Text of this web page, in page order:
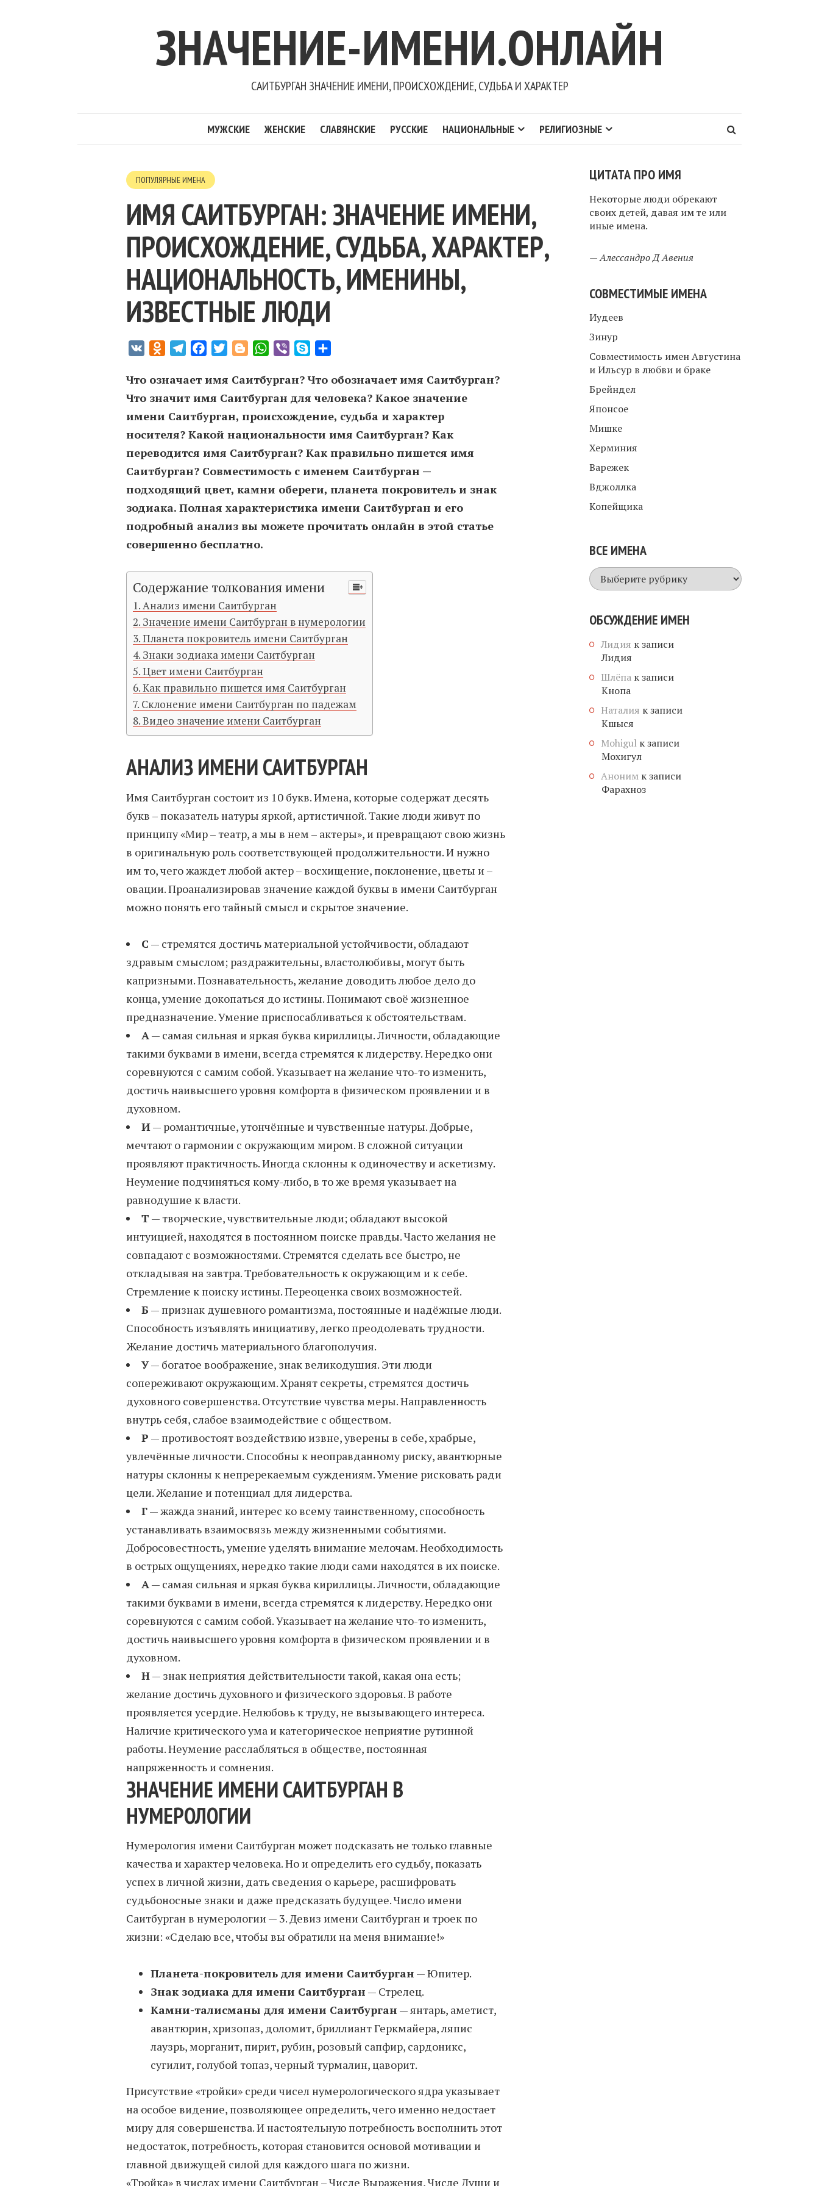
ЗНАЧЕНИЕ-ИМЕНИ.ОНЛАЙН
САИТБУРГАН ЗНАЧЕНИЕ ИМЕНИ, ПРОИСХОЖДЕНИЕ, СУДЬБА И ХАРАКТЕР
МУЖСКИЕ ЖЕНСКИЕ СЛАВЯНСКИЕ РУССКИЕ НАЦИОНАЛЬНЫЕ РЕЛИГИОЗНЫЕ
ПОПУЛЯРНЫЕ ИМЕНА
ИМЯ САИТБУРГАН: ЗНАЧЕНИЕ ИМЕНИ,
ПРОИСХОЖДЕНИЕ, СУДЬБА, ХАРАКТЕР,
НАЦИОНАЛЬНОСТЬ, ИМЕНИНЫ,
ИЗВЕСТНЫЕ ЛЮДИ
VK Odnoklassniki
TelegramFacebookTwitterBloggerWhatsApp
Viber Skype
Что означает имя Саитбурган? Что обозначает имя Саитбурган?
Что значит имя Саитбурган для человека? Какое значение
имени Саитбурган, происхождение, судьба и характер
носителя? Какой национальности имя Саитбурган? Как
переводится имя Саитбурган? Как правильно пишется имя
Саитбурган? Совместимость c именем Саитбурган —
подходящий цвет, камни обереги, планета покровитель и знак
зодиака. Полная характеристика имени Саитбурган и его
подробный анализ вы можете прочитать онлайн в этой статье
совершенно бесплатно.
Содержание толкования имени
Анализ имени Саитбурган
Значение имени Саитбурган в нумерологии
Планета покровитель имени Саитбурган
Знаки зодиака имени Саитбурган
Цвет имени Саитбурган
Как правильно пишется имя Саитбурган
Склонение имени Саитбурган по падежам
Видео значение имени Саитбурган
АНАЛИЗ ИМЕНИ САИТБУРГАН
Имя Саитбурган состоит из 10 букв. Имена, которые содержат десять
букв – показатель натуры яркой, артистичной. Такие люди живут по
принципу «Мир – театр, а мы в нем – актеры», и превращают свою жизнь
в оригинальную роль соответствующей продолжительности. И нужно
им то, чего жаждет любой актер – восхищение, поклонение, цветы и –
овации. Проанализировав значение каждой буквы в имени Саитбурган
можно понять его тайный смысл и скрытое значение.
С — стремятся достичь материальной устойчивости, обладают
здравым смыслом; раздражительны, властолюбивы, могут быть
капризными. Познавательность, желание доводить любое дело до
конца, умение докопаться до истины. Понимают своё жизненное
предназначение. Умение приспосабливаться к обстоятельствам.
А — самая сильная и яркая буква кириллицы. Личности, обладающие
такими буквами в имени, всегда стремятся к лидерству. Нередко они
соревнуются с самим собой. Указывает на желание что-то изменить,
достичь наивысшего уровня комфорта в физическом проявлении и в
духовном.
И— романтичные, утончённые и чувственные натуры. Добрые,
мечтают о гармонии с окружающим миром. В сложной ситуации
проявляют практичность. Иногда склонны к одиночеству и аскетизму.
Неумение подчиняться кому-либо, в то же время указывает на
равнодушие к власти.
Т — творческие, чувствительные люди; обладают высокой
интуицией, находятся в постоянном поиске правды. Часто желания не
совпадают с возможностями. Стремятся сделать все быстро, не
откладывая на завтра. Требовательность к окружающим и к себе.
Стремление к поиску истины. Переоценка своих возможностей.
Б — признак душевного романтизма, постоянные и надёжные люди.
Способность изъявлять инициативу, легко преодолевать трудности.
Желание достичь материального благополучия.
У— богатое воображение, знак великодушия. Эти люди
сопереживают окружающим. Хранят секреты, стремятся достичь
духовного совершенства. Отсутствие чувства меры. Направленность
внутрь себя, слабое взаимодействие с обществом.
Р — противостоят воздействию извне, уверены в себе, храбрые,
увлечённые личности. Способны к неоправданному риску, авантюрные
натуры склонны к непререкаемым суждениям. Умение рисковать ради
цели. Желание и потенциал для лидерства.
Г— жажда знаний, интерес ко всему таинственному, способность
устанавливать взаимосвязь между жизненными событиями.
Добросовестность, умение уделять внимание мелочам. Необходимость
в острых ощущениях, нередко такие люди сами находятся в их поиске.
А — самая сильная и яркая буква кириллицы. Личности, обладающие
такими буквами в имени, всегда стремятся к лидерству. Нередко они
соревнуются с самим собой. Указывает на желание что-то изменить,
достичь наивысшего уровня комфорта в физическом проявлении и в
духовном.
Н— знак неприятия действительности такой, какая она есть;
желание достичь духовного и физического здоровья. В работе
проявляется усердие. Нелюбовь к труду, не вызывающего интереса.
Наличие критического ума и категорическое неприятие рутинной
работы. Неумение расслабляться в обществе, постоянная
напряженность и сомнения.
ЗНАЧЕНИЕ ИМЕНИ САИТБУРГАН В
НУМЕРОЛОГИИ
Нумерология имени Саитбурган может подсказать не только главные
качества и характер человека. Но и определить его судьбу, показать
успех в личной жизни, дать сведения о карьере, расшифровать
судьбоносные знаки и даже предсказать будущее. Число имени
Саитбурган в нумерологии — 3. Девиз имени Саитбурган и троек по
жизни: «Сделаю все, чтобы вы обратили на меня внимание!»
Планета-покровитель для имени Саитбурган — Юпитер.
Знак зодиака для имени Саитбурган — Стрелец.
Камни-талисманы для имени Саитбурган — янтарь, аметист,
авантюрин, хризопаз, доломит, бриллиант Геркмайера, ляпис
лаузрь, морганит, пирит, рубин, розовый сапфир, сардоникс,
сугилит, голубой топаз, черный турмалин, цаворит.
Присутствие «тройки» среди чисел нумерологического ядра указывает
на особое видение, позволяющее определить, чего именно недостает
миру для совершенства. И настоятельную потребность восполнить этот
недостаток, потребность, которая становится основой мотивации и
главной движущей силой для каждого шага по жизни.
«Тройка» в числах имени Саитбурган – Числе Выражения, Числе Души и
ЦИТАТА ПРО ИМЯ
Некоторые люди обрекают
своих детей, давая им те или
иные имена.
—Алессандро Д Авения
СОВМЕСТИМЫЕ ИМЕНА
Иудеев
Зинур
Совместимость имен Августина
и Ильсур в любви и браке
Брейндел
Японсое
Мишке
Херминия
Варежек
Вджоллка
Копейщика
ВСЕ ИМЕНА
Все
имена
ОБСУЖДЕНИЕ ИМЕН
Лидия к записи
Лидия
Шлёпа к записи
Кнопа
Наталия к записи
Кшыся
Mohigul к записи
Мохигул
Аноним к записи
Фарахноз